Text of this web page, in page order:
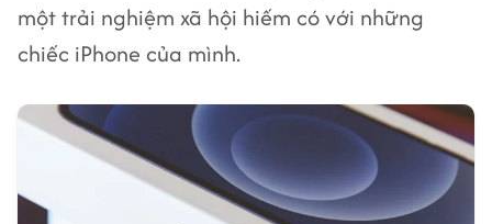
một trải nghiệm xã hội hiếm có với những
chiếc iPhone của mình.